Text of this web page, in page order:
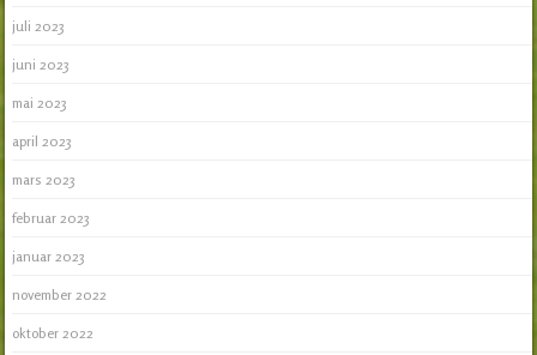
juli 2023
juni 2023
mai 2023
april 2023
mars 2023
februar 2023
januar 2023
november 2022
oktober 2022